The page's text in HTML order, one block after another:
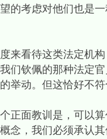
的考虑对他们也是
看待这类法定机构
们钦佩的那种法定
举动。但这恰好不
面教训是，可以算
念，我们必须承认